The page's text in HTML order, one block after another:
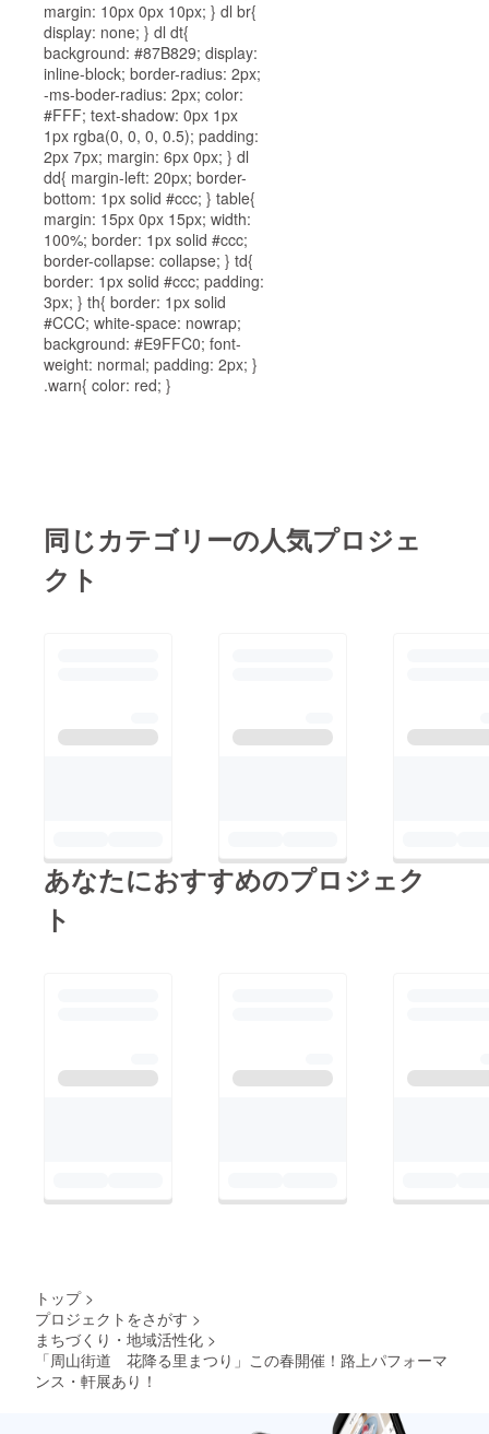
margin: 10px 0px 10px; } dl br{
display: none; } dl dt{
background: #87B829; display:
inline-block; border-radius: 2px;
-ms-boder-radius: 2px; color:
#FFF; text-shadow: 0px 1px
1px rgba(0, 0, 0, 0.5); padding:
2px 7px; margin: 6px 0px; } dl
dd{ margin-left: 20px; border-
bottom: 1px solid #ccc; } table{
margin: 15px 0px 15px; width:
100%; border: 1px solid #ccc;
border-collapse: collapse; } td{
border: 1px solid #ccc; padding:
3px; } th{ border: 1px solid
#CCC; white-space: nowrap;
background: #E9FFC0; font-
weight: normal; padding: 2px; }
.warn{ color: red; }
同じカテゴリーの人気プロジェ
クト
あなたにおすすめのプロジェク
ト
トップ >
プロジェクトをさがす >
まちづくり・地域活性化 >
「周山街道 花降る里まつり」この春開催！路上パフォーマ
ンス・軒展あり！